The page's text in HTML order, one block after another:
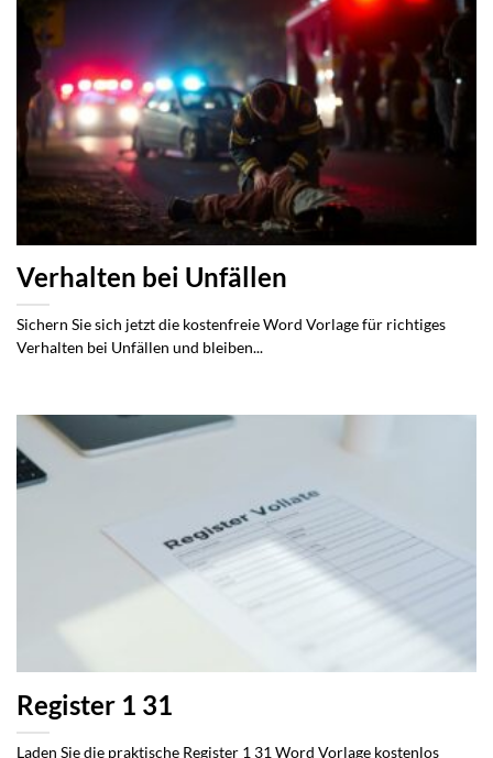
Verhalten bei Unfällen
Sichern Sie sich jetzt die kostenfreie Word Vorlage für richtiges
Verhalten bei Unfällen und bleiben...
Register 1 31
Laden Sie die praktische Register 1 31 Word Vorlage kostenlos